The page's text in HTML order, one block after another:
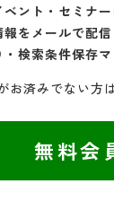
ント・セミナ
をメールで配信
・検索条件保存
お済みでない方
無料会